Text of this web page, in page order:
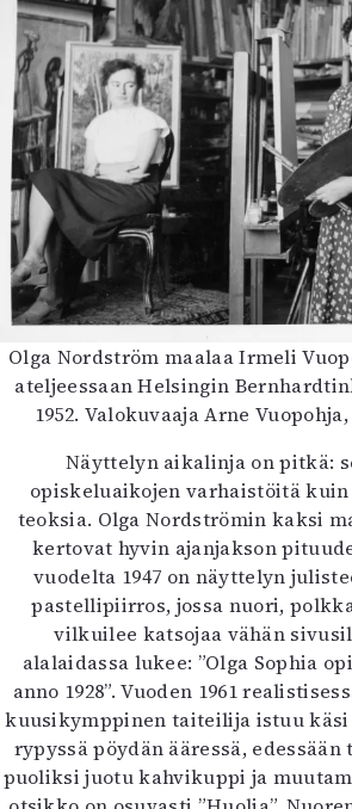
Olga Nordström maalaa Irmeli
ateljeessaan Helsingin
1952. Valokuvaaja Arne
Näyttelyn aikalinja on pitkä:
opiskeluaikojen varhaistöitä
teoksia. Olga Nordströmin kaksi
kertovat hyvin ajanjakson
vuodelta 1947 on näyttelyn
pastellipiirros, jossa nuori,
vilkuilee katsojaa vähän
alalaidassa lukee: ”Olga Sophia
anno 1928”. Vuoden 1961
kuusikymppinen taiteilija istuu
rypyssä pöydän ääressä,
puoliksi juotu kahvikuppi ja